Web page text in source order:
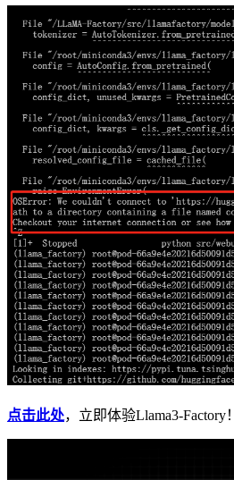
点击此处，立即体验Llama3-Factory！